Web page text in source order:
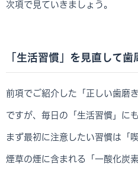
次項で見ていきましょう。
「生活習慣」を見直して
前項でご紹介した「正しい歯磨
ですが、毎日の「生活習慣」に
まず最初に注意したい習慣は「喫
煙草の煙に含まれる「一酸化炭